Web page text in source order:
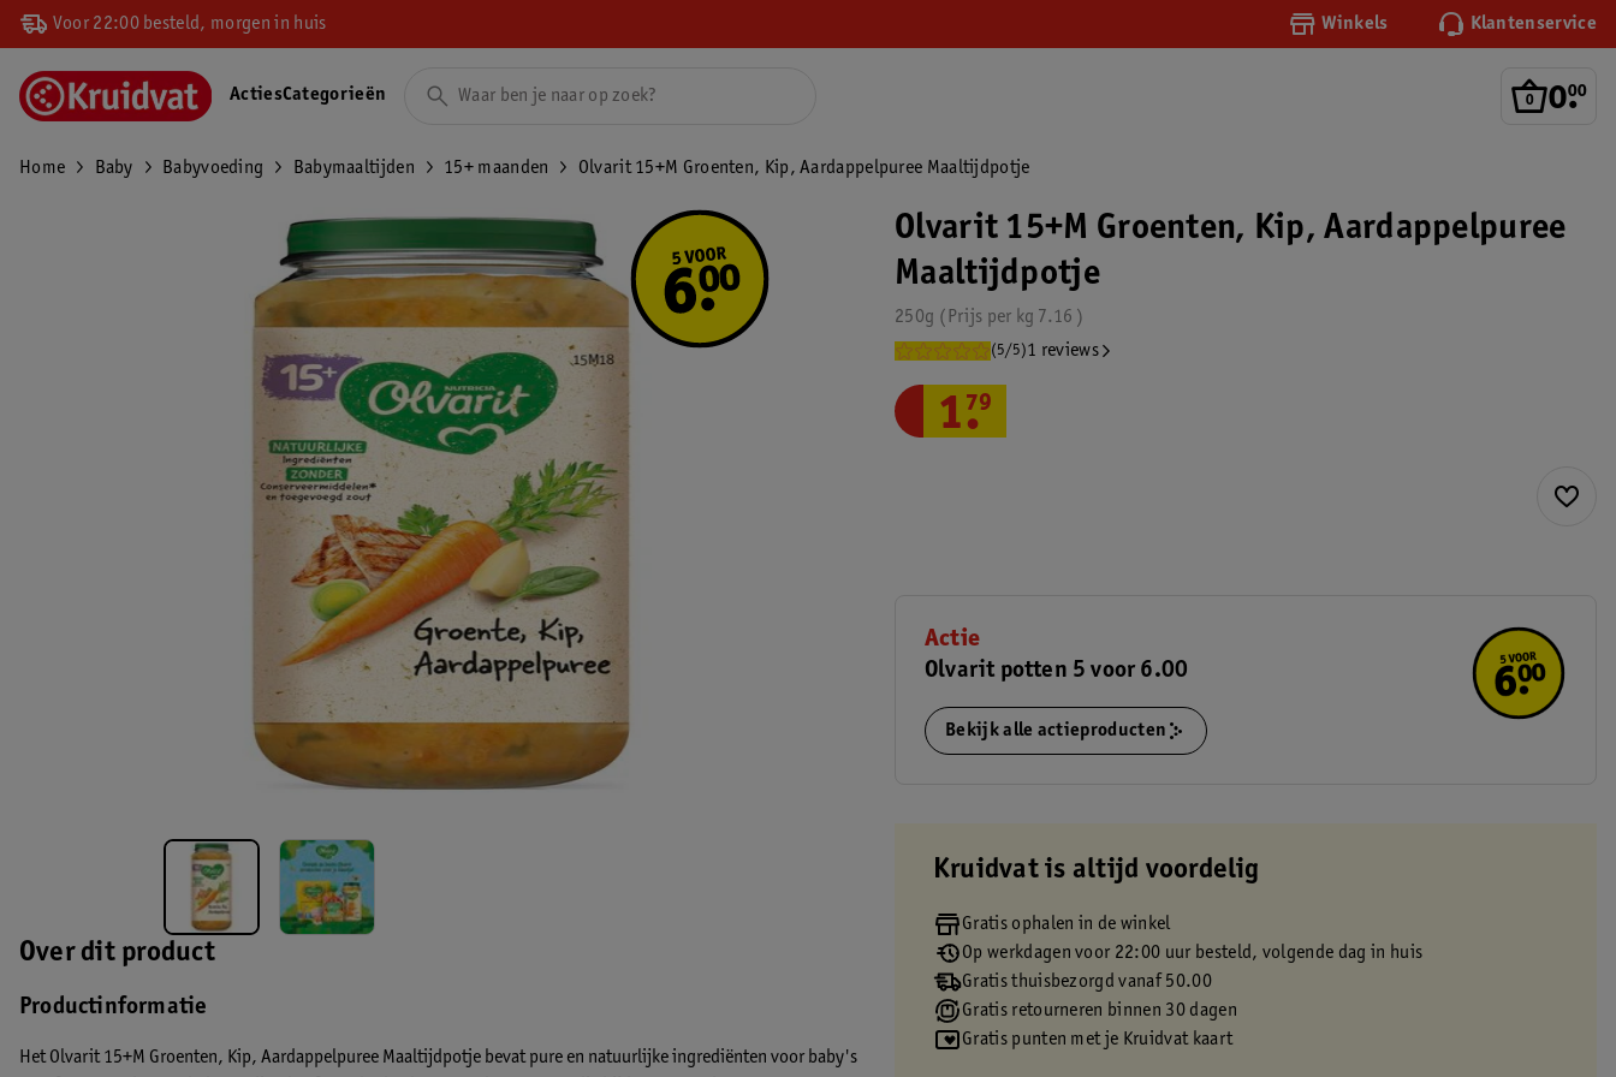
Voor 22:00 besteld, morgen in huis Winkels Klantenservice
0.
00
ActiesCategorieën
Home Baby Babyvoeding Babymaaltijden 15+ maanden Olvarit 15+M Groenten, Kip, Aardappelpuree Maaltijdpotje
Over dit product
Productinformatie
Het Olvarit 15+M Groenten, Kip, Aardappelpuree Maaltijdpotje bevat pure en natuurlijke ingrediënten voor baby's
Olvarit 15+M Groenten, Kip, Aardappelpuree
Maaltijdpotje
250g 7.16
Prijs per kg
(5/5)1 reviews
1.
79
Actie
Olvarit potten 5 voor 6.00
Bekijk alle actieproducten
Kruidvat is altijd voordelig
Gratis ophalen in de winkel
Op werkdagen voor 22:00 uur besteld, volgende dag in huis
Gratis thuisbezorgd vanaf 50.00
Gratis retourneren binnen 30 dagen
Gratis punten met je Kruidvat kaart